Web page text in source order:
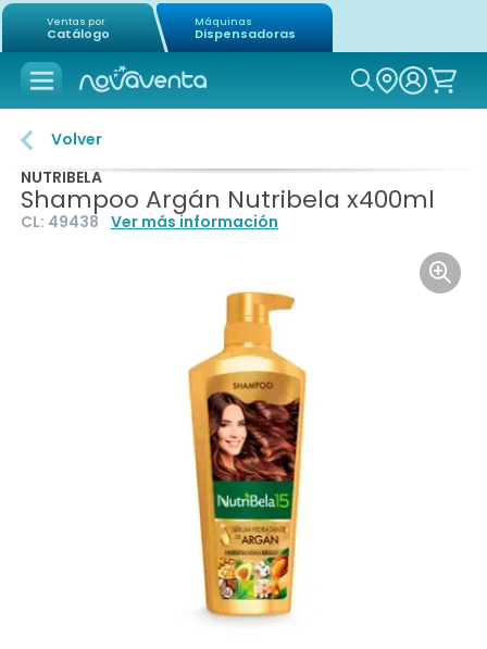
Ventas por
Catálogo
Máquinas
Dispensadoras
Icon of
Volver
NUTRIBELA
Shampoo Argán Nutribela x400ml
CL: 49438 Ver más información
Icon